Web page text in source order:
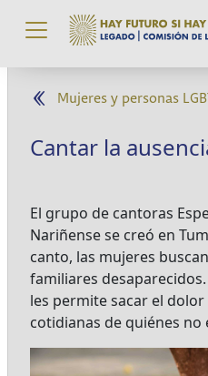
Pasar al contenido principal
Mujeres y personas
Cantar la
El grupo de cantoras
Nariñense se creó en
canto, las mujeres
familiares
les permite sacar el dolor
cotidianas de quiénes no